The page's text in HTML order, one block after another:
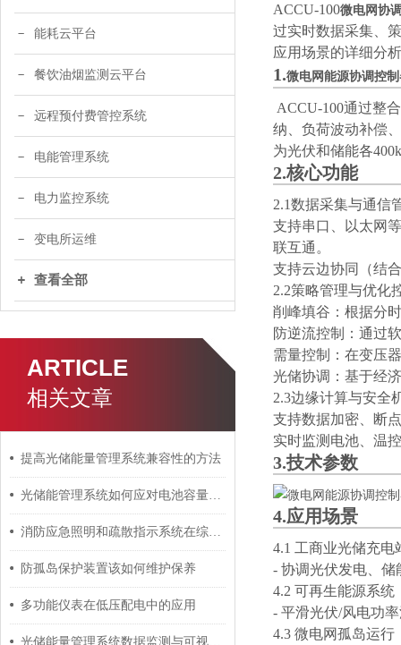
能耗云平台
餐饮油烟监测云平台
远程预付费管控系统
电能管理系统
电力监控系统
变电所运维
查看全部
ARTICLE
相关文章
提高光储能量管理系统兼容性的方法
光储能管理系统如何应对电池容量不足？
消防应急照明和疏散指示系统在综合管廊的应用
防孤岛保护装置该如何维护保养
多功能仪表在低压配电中的应用
光储能量管理系统数据监测与可视化的价值与实践
ACCU-100微电网协
过实时数据采集、
应用场景的详细分
1.微电网能源协调控
ACCU-100通过整
纳、负荷波动补偿
为光伏和储能各
2.核心功能
2.1数据采集与通信
支持串口、以太网
联互通。
支持云边协同（结
2.2策略管理与优化
削峰填谷：根据分
防逆流控制：通过
需量控制：在变压
光储协调：基于经
2.3边缘计算与安全
支持数据加密、断
实时监测电池、温
3.技术参数
4.应用场景
4.1 工商业光储充电
- 协调光伏发电、
4.2 可再生能源系统
- 平滑光伏/风电功
4.3 微电网孤岛运行